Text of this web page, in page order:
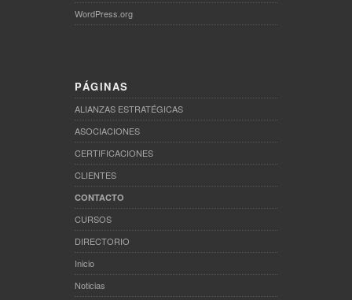
WordPress.org
PÁGINAS
ALIANZAS ESTRATÉGICAS
ASOCIACIONES
CERTIFICACIONES
CLIENTES
CONTACTO
CURSOS
DIRECTORIO
Inicio
Noticias